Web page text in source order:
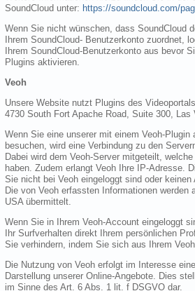
SoundCloud unter: https://soundcloud.com/
Wenn Sie nicht wünschen, dass SoundCloud
Ihrem SoundCloud- Benutzerkonto zuordnet,
Ihrem SoundCloud-Benutzerkonto aus bevor
Plugins aktivieren.
Veoh
Unsere Website nutzt Plugins des
4730 South Fort Apache Road, Suite 300, Las
Wenn Sie eine unserer mit einem Veoh-Plugin
besuchen, wird eine Verbindung zu den
Dabei wird dem Veoh-Server mitgeteilt,
haben. Zudem erlangt Veoh Ihre IP-Adresse.
Sie nicht bei Veoh eingeloggt sind oder keinen
Die von Veoh erfassten Informationen werden
USA übermittelt.
Wenn Sie in Ihrem Veoh-Account eingeloggt
Ihr Surfverhalten direkt Ihrem persönlichen
Sie verhindern, indem Sie sich aus Ihrem
Die Nutzung von Veoh erfolgt im Interesse
Darstellung unserer Online-Angebote. Dies
im Sinne des Art. 6 Abs. 1 lit. f DSGVO dar.